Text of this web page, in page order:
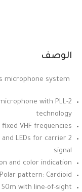
الوصف
with PLL
technology
VHF frequencies
and LEDs for carrier
signal
and color indication
Polar pattern: Cardioid
with line-of-sight